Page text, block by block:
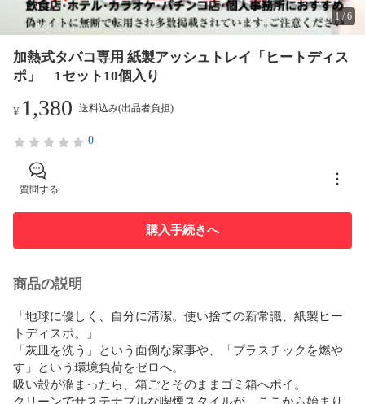
1 /6
加熱式タバコ専用 紙製アッシュトレイ「ヒートディス
ポ」 1セット10個入り
¥ 1,380 送料込み(出品者負担)
0
質問する
購入手続きへ
商品の説明
「地球に優しく、自分に清潔。使い捨ての新常識、紙製ヒー
トディスポ。」
「灰皿を洗う」という面倒な家事や、「プラスチックを燃や
す」という環境負荷をゼロへ。
吸い殻が溜まったら、箱ごとそのままゴミ箱へポイ。
クリーンでサステナブルな喫煙スタイルが、ここから始まり